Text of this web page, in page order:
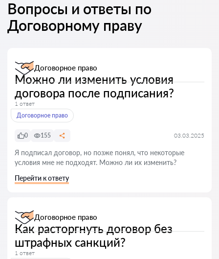
Вопросы и ответы по
Договорному праву
Договорное право
Можно ли изменить условия
договора после подписания?
1 ответ
Договорное право
0 155 03.03.2025
Я подписал договор, но позже понял, что некоторые
условия мне не подходят. Можно ли их изменить?
Перейти к ответу
Договорное право
Как расторгнуть договор без
штрафных санкций?
1 ответ